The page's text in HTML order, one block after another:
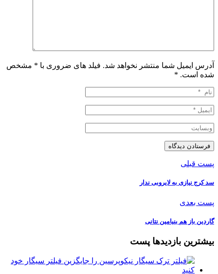
آدرس ایمیل شما منتشر نخواهد شد. فیلد های ضروری با * مشخص
شده است. *
پست قبلی
️سد کرج نیازی به لایروبی ندار
پست بعدی
گاردین باز هم بنیامین نتانی
بیشترین بازدیدها پست